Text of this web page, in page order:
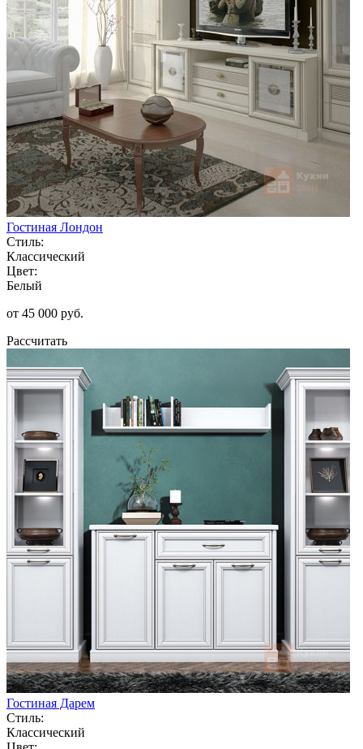
Гостиная Лондон
Стиль:
Классический
Цвет:
Белый
от 45 000 руб.
Рассчитать
Гостиная Дарем
Стиль:
Классический